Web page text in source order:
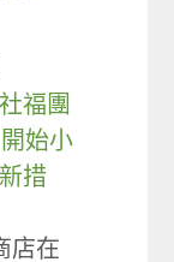
福團
始小
措
店在